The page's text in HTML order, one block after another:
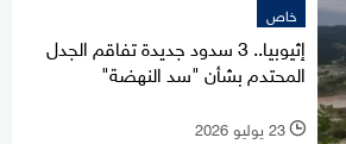
خاص
إثيوبيا.. 3 سدود جديدة تفاقم الجدل
المحتدم بشأن "سد النهضة"
l 23 يوليو 2026